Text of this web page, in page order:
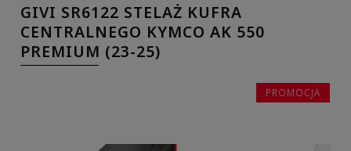
GIVI SR6122 STELAŻ KUFRA
CENTRALNEGO KYMCO AK 550
PREMIUM (23-25)
PROMOCJA